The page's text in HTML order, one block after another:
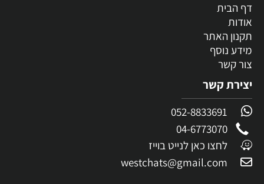
דף הבית
אודות
תקנון האתר
מידע נוסף
צור קשר
יצירת קשר
052-8833691
04-6773070
לחצו כאן לנייט בוייז
westchats@gmail.com